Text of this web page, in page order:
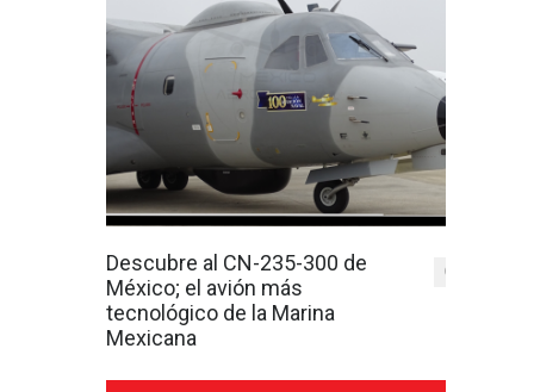
Descubre al CN-235-300 de
México; el avión más
tecnológico de la Marina
Mexicana
0